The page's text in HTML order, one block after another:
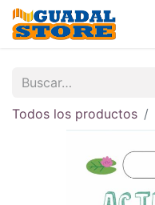
Todos los productos